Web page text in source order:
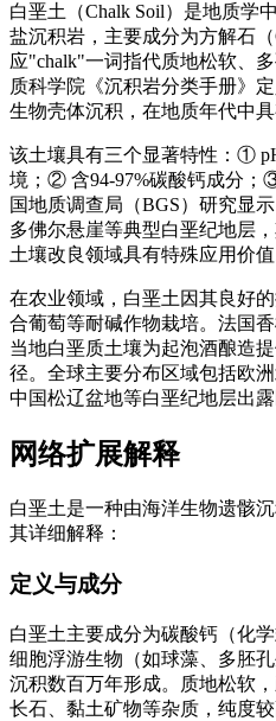
白垩土（Chalk Soil）是地质学
盐沉积岩，主要成分为方解石
应"chalk"一词指代质地松软、
质科学院《沉积岩分类手册》
生物壳体沉积，在地质年代中
该土壤具有三个显著特性：①
境；② 含94-97%碳酸钙成分；
国地质调查局（BGS）研究显
多佛尔悬崖等典型白垩纪地层
土壤改良领域具有特殊应用价值
在农业领域，白垩土因其良好
合葡萄等耐碱作物栽培。法国
当地白垩质土壤为起泡酒酿造
径。全球主要分布区域包括欧
中国松辽盆地等白垩纪地层出露
网络扩展解释
白垩土是一种由海洋生物遗骸
其详细解释：
定义与成分
白垩土主要成分为碳酸钙（化
细胞浮游生物（如球藻、多胚
沉积数百万年形成。质地松软
长石、黏土矿物等杂质，纯度